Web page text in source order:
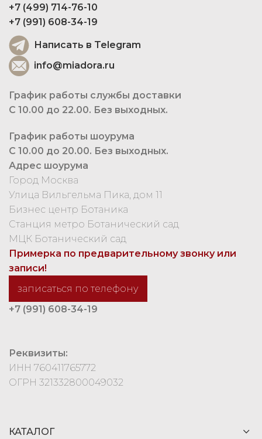
+7 (499) 714-76-10
+7 (991) 608-34-19
Написать в Telegram
info@miadora.ru
График работы службы доставки
С 10.00 до 22.00. Без выходных.
График работы шоурума
С 10.00 до 20.00. Без выходных.
Адрес шоурума
Город Москва
Улица Вильгельма Пика, дом 11
Бизнес центр Ботаника
Станция метро Ботанический сад
МЦК Ботанический сад
Примерка по предварительному звонку или
записи!
записаться по телефону
+7 (991) 608-34-19
Реквизиты:
ИНН 760411765772
ОГРН 321332800049032
КАТАЛОГ